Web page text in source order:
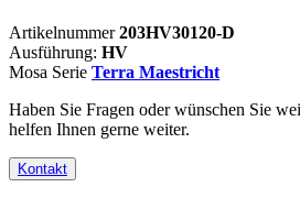
Artikelnummer203HV30120-D
Ausführung: HV
Mosa Serie Terra Maestricht
Haben Sie Fragen oder wünschen Sie
helfen Ihnen gerne weiter.
Kontakt